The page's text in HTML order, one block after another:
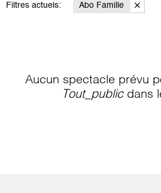
Filtres actuels: Abo Famille
Aucun spectacle prévu
Tout_publicdans